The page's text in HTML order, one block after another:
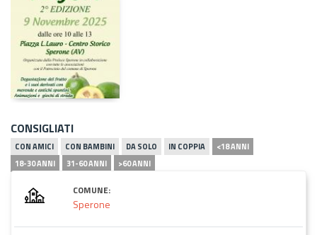
CONSIGLIATI
CON AMICI CON BAMBINI DA SOLO IN COPPIA
<18 ANNI
18-30 ANNI
31-60 ANNI >60 ANNI
COMUNE:
Sperone